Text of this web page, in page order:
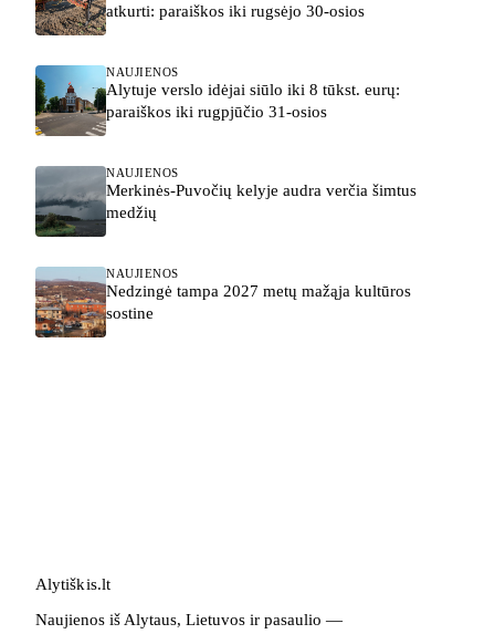
atkurti: paraiškos iki rugsėjo 30-osios
NAUJIENOS
Alytuje verslo idėjai siūlo iki 8 tūkst. eurų:
paraiškos iki rugpjūčio 31-osios
NAUJIENOS
Merkinės-Puvočių kelyje audra verčia šimtus
medžių
NAUJIENOS
Nedzingė tampa 2027 metų mažąja kultūros
sostine
Alytiškis.lt
Naujienos iš Alytaus, Lietuvos ir pasaulio —